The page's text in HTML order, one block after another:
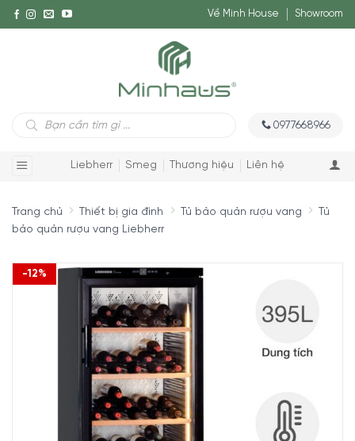
Về Minh House Showroom
Tìm
kiếm
0977668966
Liebherr Smeg Thương hiệu Liên hệ
Trang chủ Thiết bị gia đình Tủ bảo quản rượu vang
Tủ
bảo quản rượu vang Liebherr
-12%